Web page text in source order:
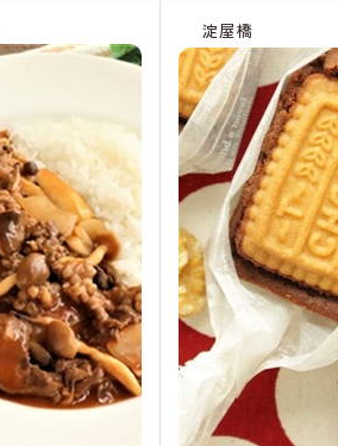
淀屋橋